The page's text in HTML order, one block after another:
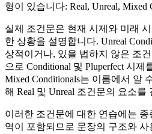
형이 있습니다: Real, Unreal, Mixed
실제 조건문은 현재 시제와 미래
한 상황을 설명합니다. Unreal
상적이거나, 있을 법하지 않은 조
으로 Conditional 및 Pluperfect 시
Mixed Conditionals는 이름에서 알
해 Real 및 Unreal 조건문의 요소를
이러한 조건문에 대한 연습에는 종
역이 포함되므로 문장의 구조와